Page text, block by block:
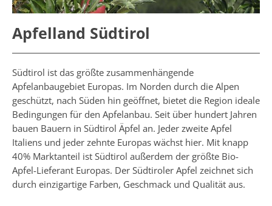
Apfelland Südtirol
Südtirol ist das größte zusammenhängende
Apfelanbaugebiet Europas. Im Norden durch die Alpen
geschützt, nach Süden hin geöffnet, bietet die Region ideale
Bedingungen für den Apfelanbau. Seit über hundert Jahren
bauen Bauern in Südtirol Äpfel an. Jeder zweite Apfel
Italiens und jeder zehnte Europas wächst hier. Mit knapp
40% Marktanteil ist Südtirol außerdem der größte Bio-
Apfel-Lieferant Europas. Der Südtiroler Apfel zeichnet sich
durch einzigartige Farben, Geschmack und Qualität aus.